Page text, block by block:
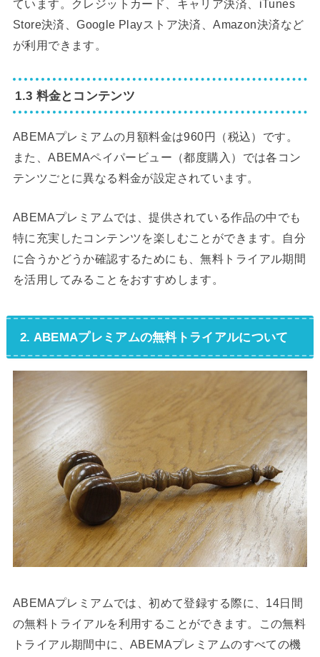
ています。クレジットカード、キャリア決済、iTunes
Store決済、Google Playストア決済、Amazon決済など
が利用できます。
1.3 料金とコンテンツ
ABEMAプレミアムの月額料金は960円（税込）です。
また、ABEMAペイパービュー（都度購入）では各コン
テンツごとに異なる料金が設定されています。
ABEMAプレミアムでは、提供されている作品の中でも
特に充実したコンテンツを楽しむことができます。自分
に合うかどうか確認するためにも、無料トライアル期間
を活用してみることをおすすめします。
2. ABEMAプレミアムの無料トライアルについて
ABEMAプレミアムでは、初めて登録する際に、14日間
の無料トライアルを利用することができます。この無料
トライアル期間中に、ABEMAプレミアムのすべての機